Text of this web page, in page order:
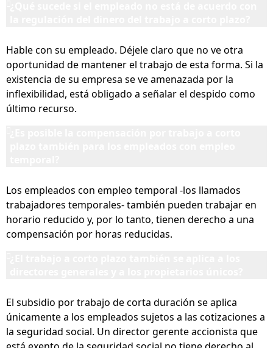
Hable con su empleado. Déjele claro que no ve otra
oportunidad de mantener el trabajo de esta forma. Si la
existencia de su empresa se ve amenazada por la
inflexibilidad, está obligado a señalar el despido como
último recurso.
Los empleados con empleo temporal -los llamados
trabajadores temporales- también pueden trabajar en
horario reducido y, por lo tanto, tienen derecho a una
compensación por horas reducidas.
El subsidio por trabajo de corta duración se aplica
únicamente a los empleados sujetos a las cotizaciones a
la seguridad social. Un director gerente accionista que